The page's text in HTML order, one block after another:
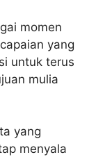
momen
yang
untuk terus
mulia
yang
menyala